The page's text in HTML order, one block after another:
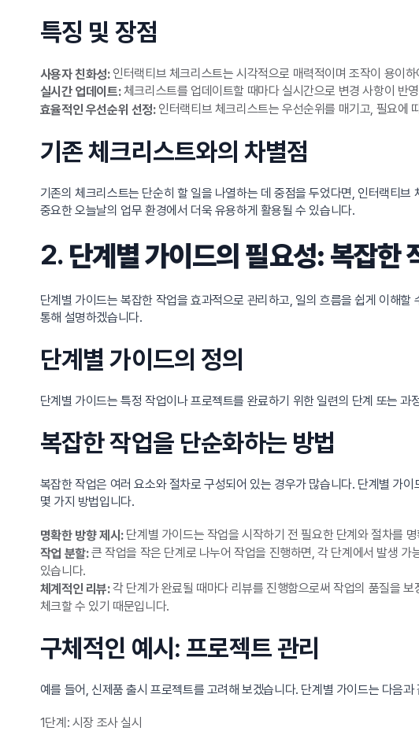
특징 및 장점
사용자 친화성:인터랙티브 체크리스트는 시각적으로 매력적이며 조작이 용이
실시간 업데이트:체크리스트를 업데이트할 때마다 실시간으로 변경 사항이 반
효율적인 우선순위 선정:인터랙티브 체크리스트는 우선순위를 매기고, 필요에
기존 체크리스트와의 차별점
기존의 체크리스트는 단순히 할 일을 나열하는 데 중점을 두었다면, 인터랙티
중요한 오늘날의 업무 환경에서 더욱 유용하게 활용될 수 있습니다.
2. 단계별 가이드의 필요성: 복잡한
단계별 가이드는 복잡한 작업을 효과적으로 관리하고, 일의 흐름을 쉽게 이해
통해 설명하겠습니다.
단계별 가이드의 정의
단계별 가이드는 특정 작업이나 프로젝트를 완료하기 위한 일련의 단계 또는
복잡한 작업을 단순화하는 방법
복잡한 작업은 여러 요소와 절차로 구성되어 있는 경우가 많습니다. 단계별 가
몇 가지 방법입니다.
명확한 방향 제시:단계별 가이드는 작업을 시작하기 전 필요한 단계와 절차를
작업 분할:큰 작업을 작은 단계로 나누어 작업을 진행하면, 각 단계에서 발생
있습니다.
체계적인 리뷰:각 단계가 완료될 때마다 리뷰를 진행함으로써 작업의 품질을
체크할 수 있기 때문입니다.
구체적인 예시: 프로젝트 관리
예를 들어, 신제품 출시 프로젝트를 고려해 보겠습니다. 단계별 가이드는 다음
1단계: 시장 조사 실시